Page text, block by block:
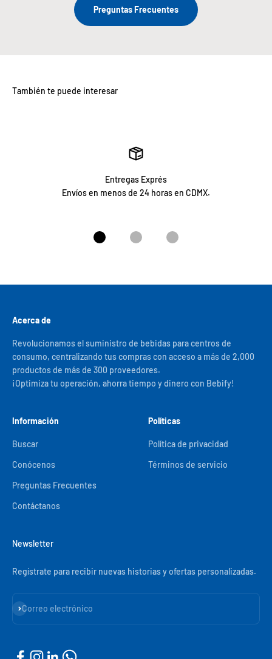
Preguntas Frecuentes
Entregas Exprés
Envíos en menos de 24 horas en CDMX.
Ir al artículo 1Ir al artículo 2Ir al artículo 3
Acerca de
Revolucionamos el suministro de bebidas para centros de
consumo, centralizando tus compras con acceso a más de 2,000
productos de más de 300 proveedores.
¡Optimiza tu operación, ahorra tiempo y dinero con Bebify!
Información
Buscar
Conócenos
Preguntas Frecuentes
Contáctanos
Políticas
Política de privacidad
Términos de servicio
Newsletter
Regístrate para recibir nuevas historias y ofertas personalizadas.
Correo electrónico
Suscribirse